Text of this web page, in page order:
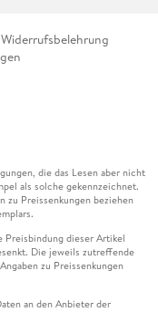
Widerrufsbelehrung
die das Lesen aber nicht
als solche gekennzeichnet.
zu Preissenkungen beziehen
dieser Artikel
Die jeweils zutreffende
zu Preissenkungen
an den Anbieter der